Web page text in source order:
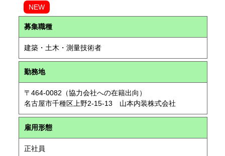
NEW
募集職種
建築・土木・測量技術者
勤務地
〒464-0082（協力会社への在籍出向）
名古屋市千種区上野2-15-13 山本内装株式会社
雇用形態
正社員